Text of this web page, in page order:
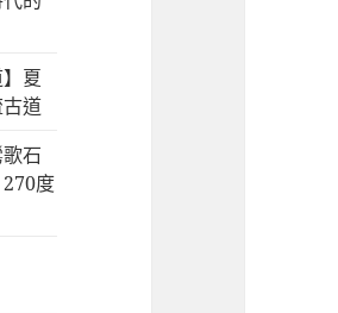
夏
道
石
度